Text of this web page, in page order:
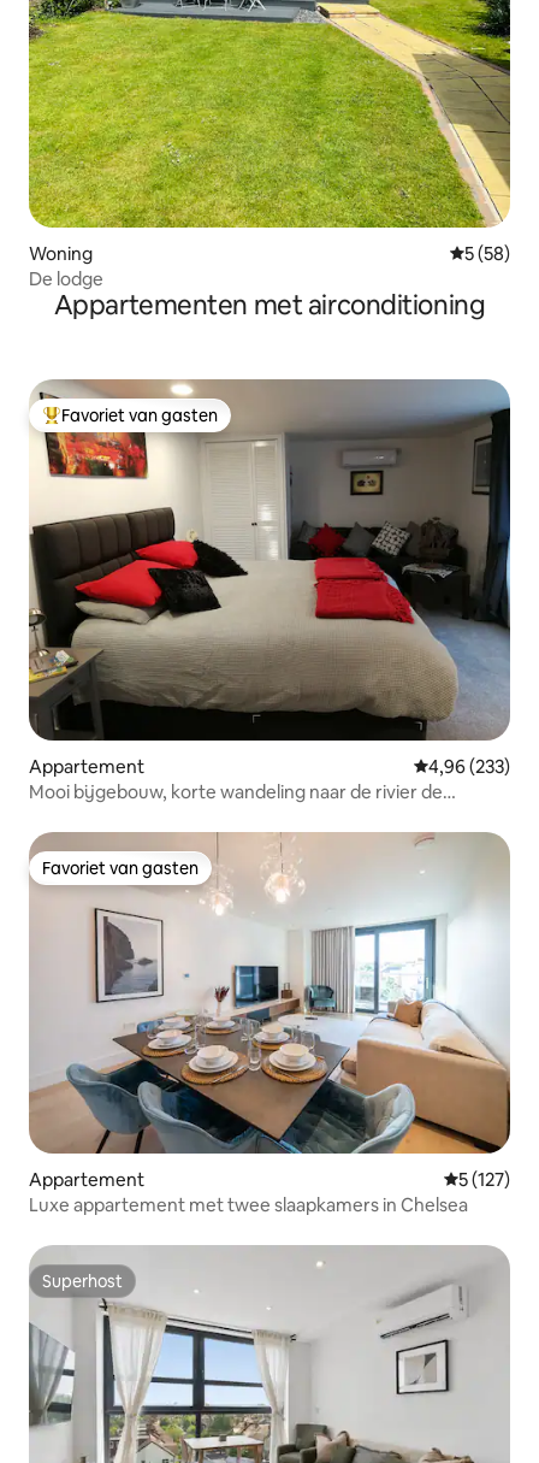
Woning
5 (58)
De lodge
Appartementen met airconditioning
Topfavoriet van gasten
Favoriet van gasten
Appartement Gemiddelde
4,96 (233)
Mooi bijgebouw, korte wandeling naar de rivier de
Favoriet van gasten
Favoriet van gasten
Appartement
5 (127)
Luxe appartement met twee slaapkamers in Chelsea
Superhost
Superhost